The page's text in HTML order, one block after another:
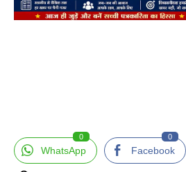
WhatsApp
0
Facebook
0